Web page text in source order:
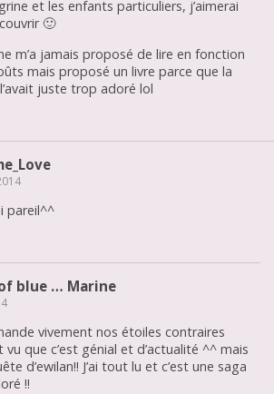
et les enfants particuliers, j’aimerai
🙂
m’a jamais proposé de lire en fonction
mais proposé un livre parce que la
juste trop adoré lol
pareil^^
blue … Marine
vivement nos étoiles contraires
vu que c’est génial et d’actualité ^^ mais
d’ewilan!! J’ai tout lu et c’est une saga
!!